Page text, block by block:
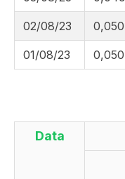
02/08/23
01/08/23
Data